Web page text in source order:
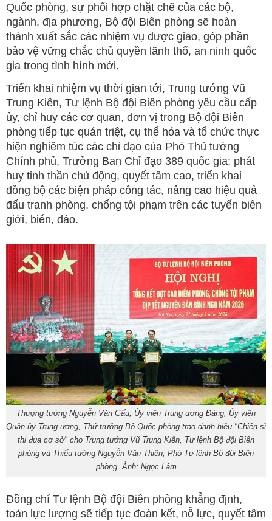
Quốc phòng, sự phối hợp chặt chẽ của các bộ,
ngành, địa phương, Bộ đội Biên phòng sẽ hoàn
thành xuất sắc các nhiệm vụ được giao, góp phần
bảo vệ vững chắc chủ quyền lãnh thổ, an ninh quốc
gia trong tình hình mới.
Triển khai nhiệm vụ thời gian tới, Trung tướng Vũ
Trung Kiên, Tư lệnh Bộ đội Biên phòng yêu cầu cấp
ủy, chỉ huy các cơ quan, đơn vị trong Bộ đội Biên
phòng tiếp tục quán triệt, cụ thể hóa và tổ chức thực
hiện nghiêm túc các chỉ đạo của Phó Thủ tướng
Chính phủ, Trưởng Ban Chỉ đạo 389 quốc gia; phát
huy tinh thần chủ động, quyết tâm cao, triển khai
đồng bộ các biện pháp công tác, nâng cao hiệu quả
đấu tranh phòng, chống tội phạm trên các tuyến biên
giới, biển, đảo.
Thượng tướng Nguyễn Văn Gấu, Ủy viên Trung ương Đảng, Ủy viên
Quân ủy Trung ương, Thứ trưởng Bộ Quốc phòng trao danh hiệu "Chiến sĩ
thi đua cơ sở" cho Trung tướng Vũ Trung Kiên, Tư lệnh Bộ đội Biên
phòng và Thiếu tướng Nguyễn Văn Thiện, Phó Tư lệnh Bộ đội Biên
phòng. Ảnh: Ngọc Lâm
Đồng chí Tư lệnh Bộ đội Biên phòng khẳng định,
toàn lực lượng sẽ tiếp tục đoàn kết, nỗ lực, quyết tâm